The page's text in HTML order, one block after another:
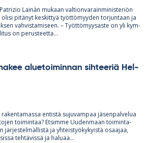
Lainàn mu­kaan val­tion­va­rain­mi­nis­te­riön
pi­tä­nyt kes­kit­tyä työt­tö­myy­den tor­jun­taan ja
vah­vis­ta­mi­seen. – Työt­tö­myy­saste on yli kym­
on pe­rus­teetta...
alue­toi­min­nan sih­tee­riä Hel­
en­tistä su­ju­vam­paa jä­sen­pal­ve­lua
toi­min­taa? Et­simme Uu­den­maan toi­minta-
jär­jes­tel­mäl­listä ja yh­teis­työ­ky­kyistä osaa­jaa,
teh­tä­vissä ja ha­luaa...